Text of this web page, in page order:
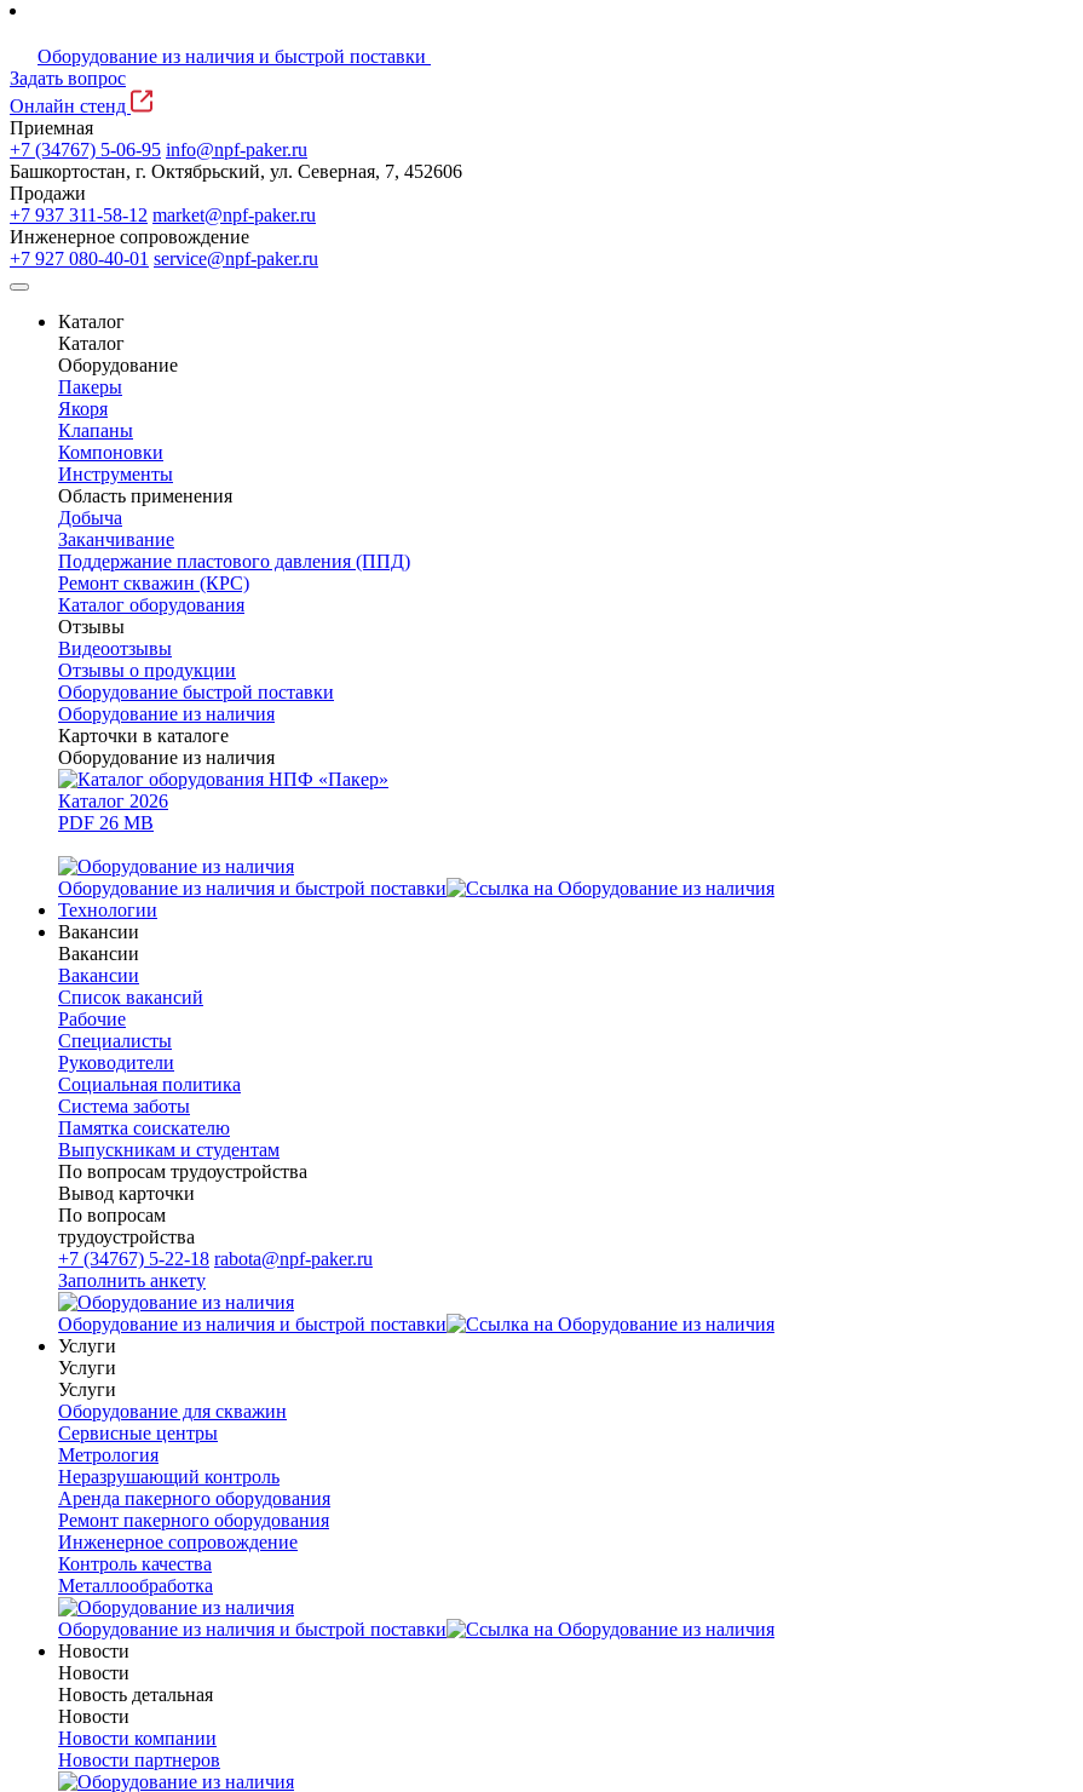
Оборудование из наличия и быстрой поставки
Задать вопрос
Онлайн стенд
Приемная
+7 (34767) 5-06-95 info@npf-paker.ru
Башкортостан, г. Октябрьский, ул. Северная, 7, 452606
Продажи
+7 937 311-58-12 market@npf-paker.ru
Инженерное сопровождение
+7 927 080-40-01 service@npf-paker.ru
Каталог
Каталог
Оборудование
Пакеры
Якоря
Клапаны
Компоновки
Инструменты
Область применения
Добыча
Заканчивание
Поддержание пластового давления (ППД)
Ремонт скважин (КРС)
Каталог оборудования
Отзывы
Видеоотзывы
Отзывы о продукции
Оборудование быстрой поставки
Оборудование из наличия
Карточки в каталоге
Оборудование из наличия
Каталог 2026
PDF 26 MB
Оборудование из наличия и быстрой поставки
Технологии
Вакансии
Вакансии
Вакансии
Список вакансий
Рабочие
Специалисты
Руководители
Cоциальная политика
Система заботы
Памятка соискателю
Выпускникам и студентам
По вопросам трудоустройства
Вывод карточки
По вопросам
трудоустройства
+7 (34767) 5-22-18 rabota@npf-paker.ru
Заполнить анкету
Оборудование из наличия и быстрой поставки
Услуги
Услуги
Услуги
Оборудование для скважин
Сервисные центры
Метрология
Неразрушающий контроль
Аренда пакерного оборудования
Ремонт пакерного оборудования
Инженерное сопровождение
Контроль качества
Металлообработка
Оборудование из наличия и быстрой поставки
Новости
Новости
Новость детальная
Новости
Новости компании
Новости партнеров